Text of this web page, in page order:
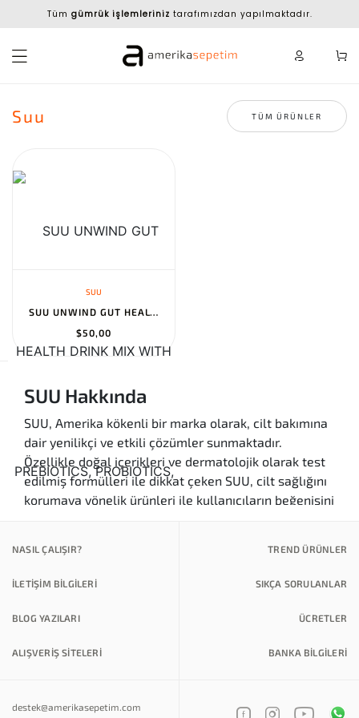
Tüm gümrük işlemleriniz tarafımızdan yapılmaktadır.
Suu TÜM ÜRÜNLER
SUU
SUU UNWIND GUT HEALTH DRINK MIX WITH PREBIOTICS, PROBIOTICS, APPL...
$50,00
SUU Hakkında
SUU, Amerika kökenli bir marka olarak, cilt bakımına
dair yenilikçi ve etkili çözümler sunmaktadır.
Özellikle doğal içerikleri ve dermatolojik olarak test
edilmiş formülleri ile dikkat çeken SUU, cilt sağlığını
korumaya yönelik ürünleri ile kullanıcıların beğenisini
edilmektedir.
Markanın öne çıkan özellikleri arasında, cilt
ciltler için tasarlanmış olup, ciltte uzun süreli bir
bakımında aranan güvenilir markalardan biri haline
NASIL ÇALIŞIR? TREND ÜRÜNLER
İLETİŞİM BİLGİLERİ SIKÇA SORULANLAR
BLOG YAZILARI ÜCRETLER
ALIŞVERİŞ SİTELERİ BANKA BILGILERI
destek@amerikasepetim.com